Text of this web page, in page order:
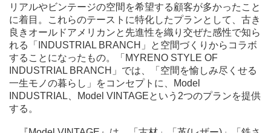
リアルやビンテージの空間を希望する顧客が多かったこと
に着目。これらのテーストに特化したプランとして、古き
良きオールドアメリカンと先進性を織り交ぜた感性で知ら
れる「INDUSTRIAL BRANCH」と空間づくりからコラボ
することになったもの。「MYRENO STYLE OF
INDUSTRIAL BRANCH」では、「空間を愉しみ尽くせる
一生モノの暮らし」をコンセプトに、Model
INDUSTRIAL、Model VINTAGEという2つのプランを提供
する。